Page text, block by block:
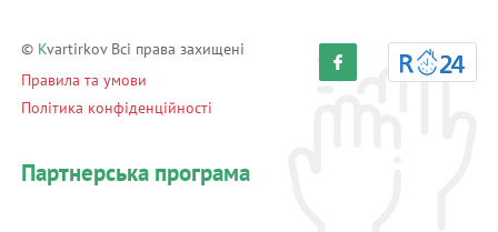
© Kvartirkov Всі права захищені
Правила та умови
Політика конфіденційності
Партнерська програма